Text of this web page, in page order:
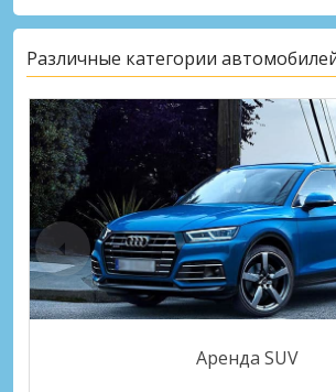
Различные категории
Аренда SUV